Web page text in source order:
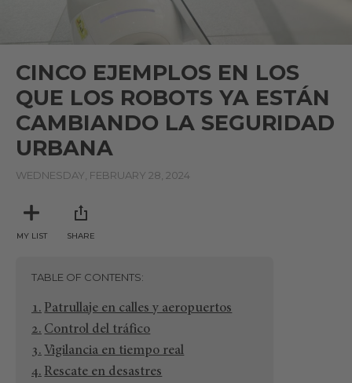
CINCO EJEMPLOS EN LOS
QUE LOS ROBOTS YA ESTÁN
CAMBIANDO LA SEGURIDAD
URBANA
WEDNESDAY, FEBRUARY 28, 2024
MY LIST SHARE
TABLE OF CONTENTS
Patrullaje en calles y aeropuertos
Control del tráfico
Vigilancia en tiempo real
Rescate en desastres